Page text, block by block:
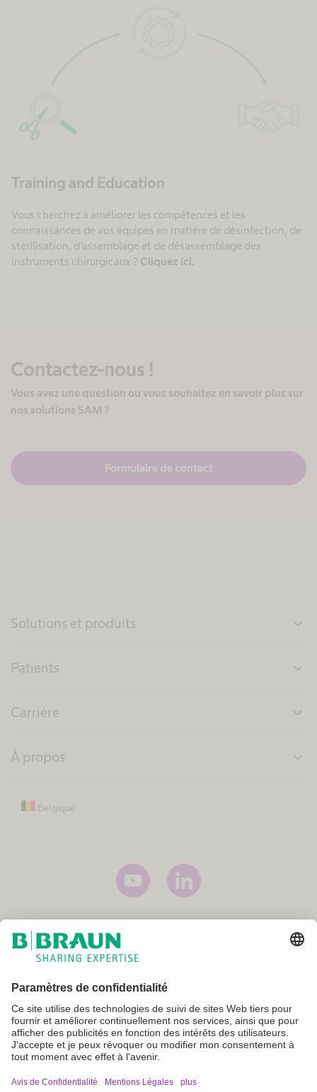
Training and Education
Vous cherchez à améliorer les compétences et les
connaissances de vos équipes en matière de désinfection, de
stérilisation, d’assemblage et de désassemblage des
instruments chirurgicaux ? Cliquez ici.
Contactez-nous !
Vous avez une question ou vous souhaitez en savoir plus sur
nos solutions SAM ?
Formulaire de contact
Solutions et produits expand_more
Patients expand_more
Carrière expand_more
À propos expand_more
Belgique
Mentions légales
Conditions générales
Conditions générales d'utilisation
Politique de confidentialité
Paramètres cookie